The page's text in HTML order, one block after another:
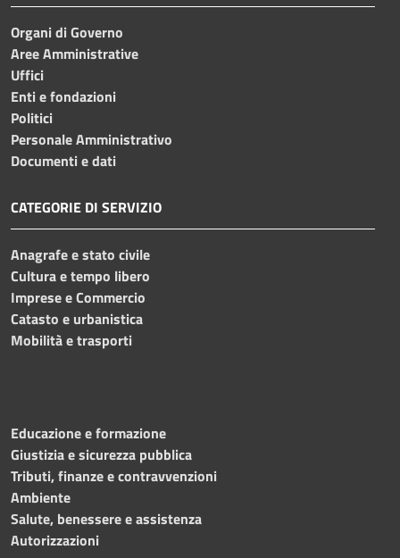
Organi di Governo
Aree Amministrative
Uffici
Enti e fondazioni
Politici
Personale Amministrativo
Documenti e dati
CATEGORIE DI SERVIZIO
Anagrafe e stato civile
Cultura e tempo libero
Imprese e Commercio
Catasto e urbanistica
Mobilità e trasporti
Educazione e formazione
Giustizia e sicurezza pubblica
Tributi, finanze e contravvenzioni
Ambiente
Salute, benessere e assistenza
Autorizzazioni